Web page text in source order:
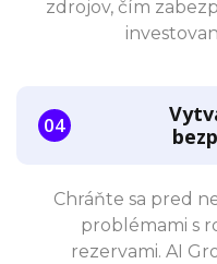
zdrojov, čím
Chráňte sa pred
problémami s
rezervami. AI